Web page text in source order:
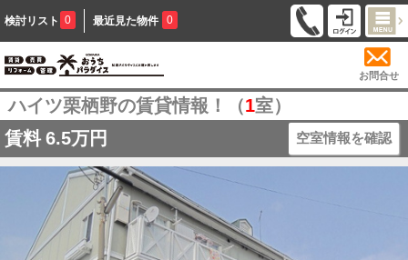
検討リスト 0 最近見た物件 0
お問合せ
ハイツ栗栖野の賃貸情報！（1室）
賃料 6.5万円 空室情報を確認